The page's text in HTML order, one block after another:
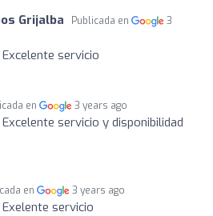
Grijalba Publicada en
3
Excelente servicio
en 3 years ago
Excelente servicio y disponibilidad
en 3 years ago
Exelente servicio